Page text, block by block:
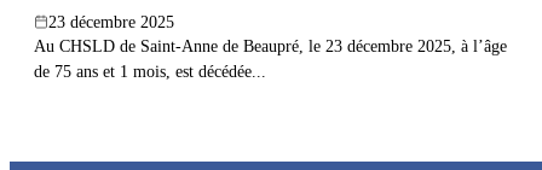
23 décembre 2025
Au CHSLD de Saint-Anne de Beaupré, le 23 décembre 2025, à l’âge
de 75 ans et 1 mois, est décédée...